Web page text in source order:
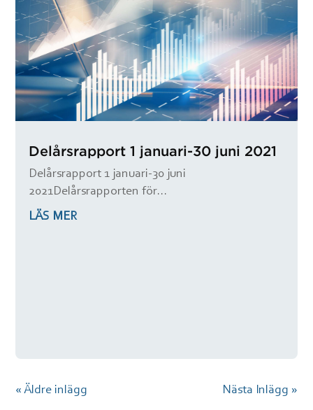
Delårsrapport 1 januari-30 juni 2021
Delårsrapport 1 januari-30 juni
2021Delårsrapporten för...
LÄS MER
« Äldre inlägg Nästa Inlägg »